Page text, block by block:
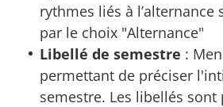
rythmes liés à
par le choix "Alternance"
Libellé de semestre :
permettant de préciser
semestre. Les libellés sont